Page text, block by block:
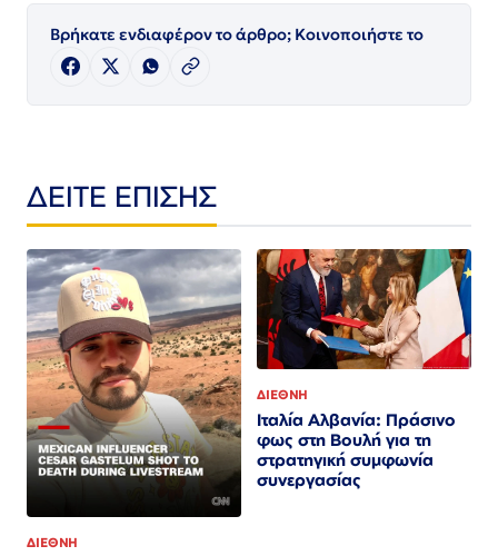
Βρήκατε ενδιαφέρον το άρθρο; Κοινοποιήστε το
ΔΕΙΤΕ ΕΠΙΣΗΣ
ΔΙΕΘΝΗ
ΔΙΕΘΝΗ
Ιταλία Αλβανία: Πράσινο
φως στη Βουλή για τη
στρατηγική συμφωνία
συνεργασίας